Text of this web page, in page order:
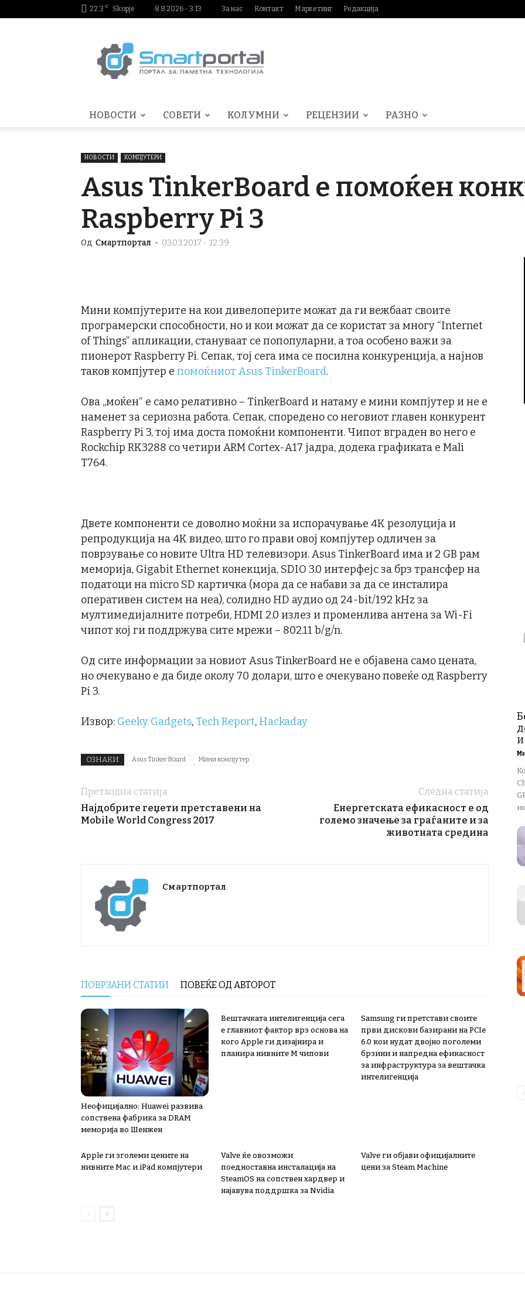
22.3 C Skopje 8.8.2026 - 3:13 За нас Контакт Маркетинг Редакција
НОВОСТИ СОВЕТИ КОЛУМНИ РЕЦЕНЗИИ РАЗНО
НОВОСТИ КОМПЈУТЕРИ
Asus TinkerBoard е помоќен
Raspberry Pi 3
Од Смартпортал - 03.03.2017 - 12:39
Мини компјутерите на кои дивелоперите можат да ги вежбаат своите
програмерски способности, но и кои можат да се користат за многу “Internet
of Things” апликации, стануваат се попопуларни, а тоа особено важи за
пионерот Raspberry Pi. Сепак, тој сега има се посилна конкуренција, а најнов
таков компјутер е помоќниот Asus TinkerBoard.
Ова „моќен“ е само релативно – TinkerBoard и натаму е мини компјутер и не е
наменет за сериозна работа. Сепак, споредено со неговиот главен конкурент
Raspberry Pi 3, тој има доста помоќни компоненти. Чипот вграден во него е
Rockchip RK3288 со четири ARM Cortex-A17 јадра, додека графиката е Mali
T764.
Двете компоненти се доволно моќни за испорачување 4K резолуција и
репродукција на 4K видео, што го прави овој компјутер одличен за
поврзување со новите Ultra HD телевизори. Asus TinkerBoard има и 2 GB рам
меморија, Gigabit Ethernet конекција, SDIO 3.0 интерфејс за брз трансфер на
податоци на micro SD картичка (мора да се набави за да се инсталира
оперативен систем на неа), солидно HD аудио од 24-bit/192 kHz за
мултимедијалните потреби, HDMI 2.0 излез и променлива антена за Wi-Fi
чипот кој ги поддржува сите мрежи – 802.11 b/g/n.
Од сите информации за новиот Asus TinkerBoard не е објавена само цената,
но очекувано е да биде околу 70 долари, што е очекувано повеќе од Raspberry
Pi 3.
Извор: Geeky Gadgets, Tech Report, Hackaday
ОЗНАКИ Asus Tinker Board Мини компјутер
Претходна статија
Најдобрите геџети претставени на
Mobile World Congress 2017
Следна статија
Енергетската ефикасност е од
големо значење за граѓаните и за
животната средина
Смартпортал
ПОВРЗАНИ СТАТИИ ПОВЕЌЕ ОД АВТОРОТ
Неофицијално: Huawei развива
сопствена фабрика за DRAM
меморија во Шенжен
Вештачката интелигенција сега
е главниот фактор врз основа на
кого Apple ги дизајнира и
планира нивните М чипови
Samsung ги претстави своите
први дискови базирани на PCIe
6.0 кои нудат двојно поголеми
брзини и напредна ефикасност
за инфраструктура за вештачка
интелигенција
Apple ги зголеми цените на
нивните Mac и iPad компјутери
Valve ќе овозможи
поедноставна инсталација на
SteamOS на сопствен хардвер и
најавува поддршка за Nvidia
Valve ги објави официјалните
цени за Steam Machine